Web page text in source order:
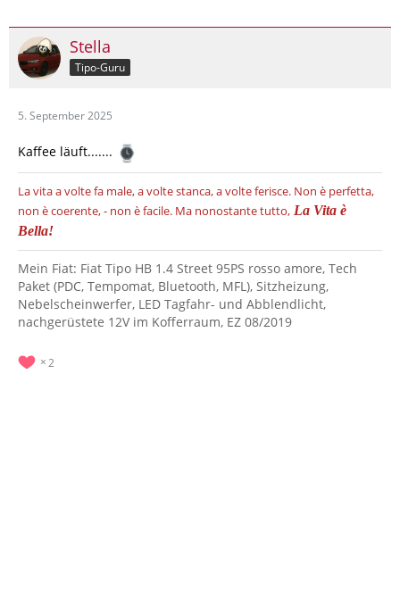
Stella
Tipo-Guru
5. September 2025
Kaffee läuft.......
La vita a volte fa male, a volte stanca, a volte ferisce. Non è perfetta,
non è coerente, - non è facile. Ma nonostante tutto, La Vita è
Bella!
Mein Fiat: Fiat Tipo HB 1.4 Street 95PS rosso amore, Tech
Paket (PDC, Tempomat, Bluetooth, MFL), Sitzheizung,
Nebelscheinwerfer, LED Tagfahr- und Abblendlicht,
nachgerüstete 12V im Kofferraum, EZ 08/2019
2